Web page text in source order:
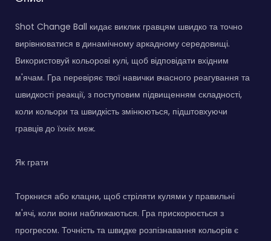
Shot Change Ball кидає виклик гравцям швидко та точно
вирівнюватися в динамічному аркадному середовищі.
Використовуй кольорові кулі, щоб відповідати вхідним
м'ячам. Гра перевіряє твої навички вчасного реагування та
швидкості реакції, з поступовим підвищенням складності,
коли кольори та швидкість змінюються, підштовхуючи
гравців до їхніх меж.
Як грати
Торкнися або клацни, щоб стріляти кулями у правильні
м'ячі, коли вони наближаються. Гра прискорюється з
прогресом. Точність та швидке розпізнавання кольорів є